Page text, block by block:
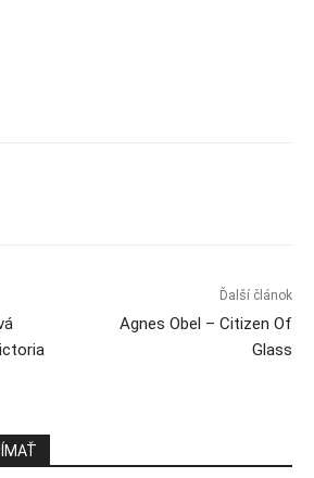
Ďalší článok
Agnes Obel – Citizen Of
Glass